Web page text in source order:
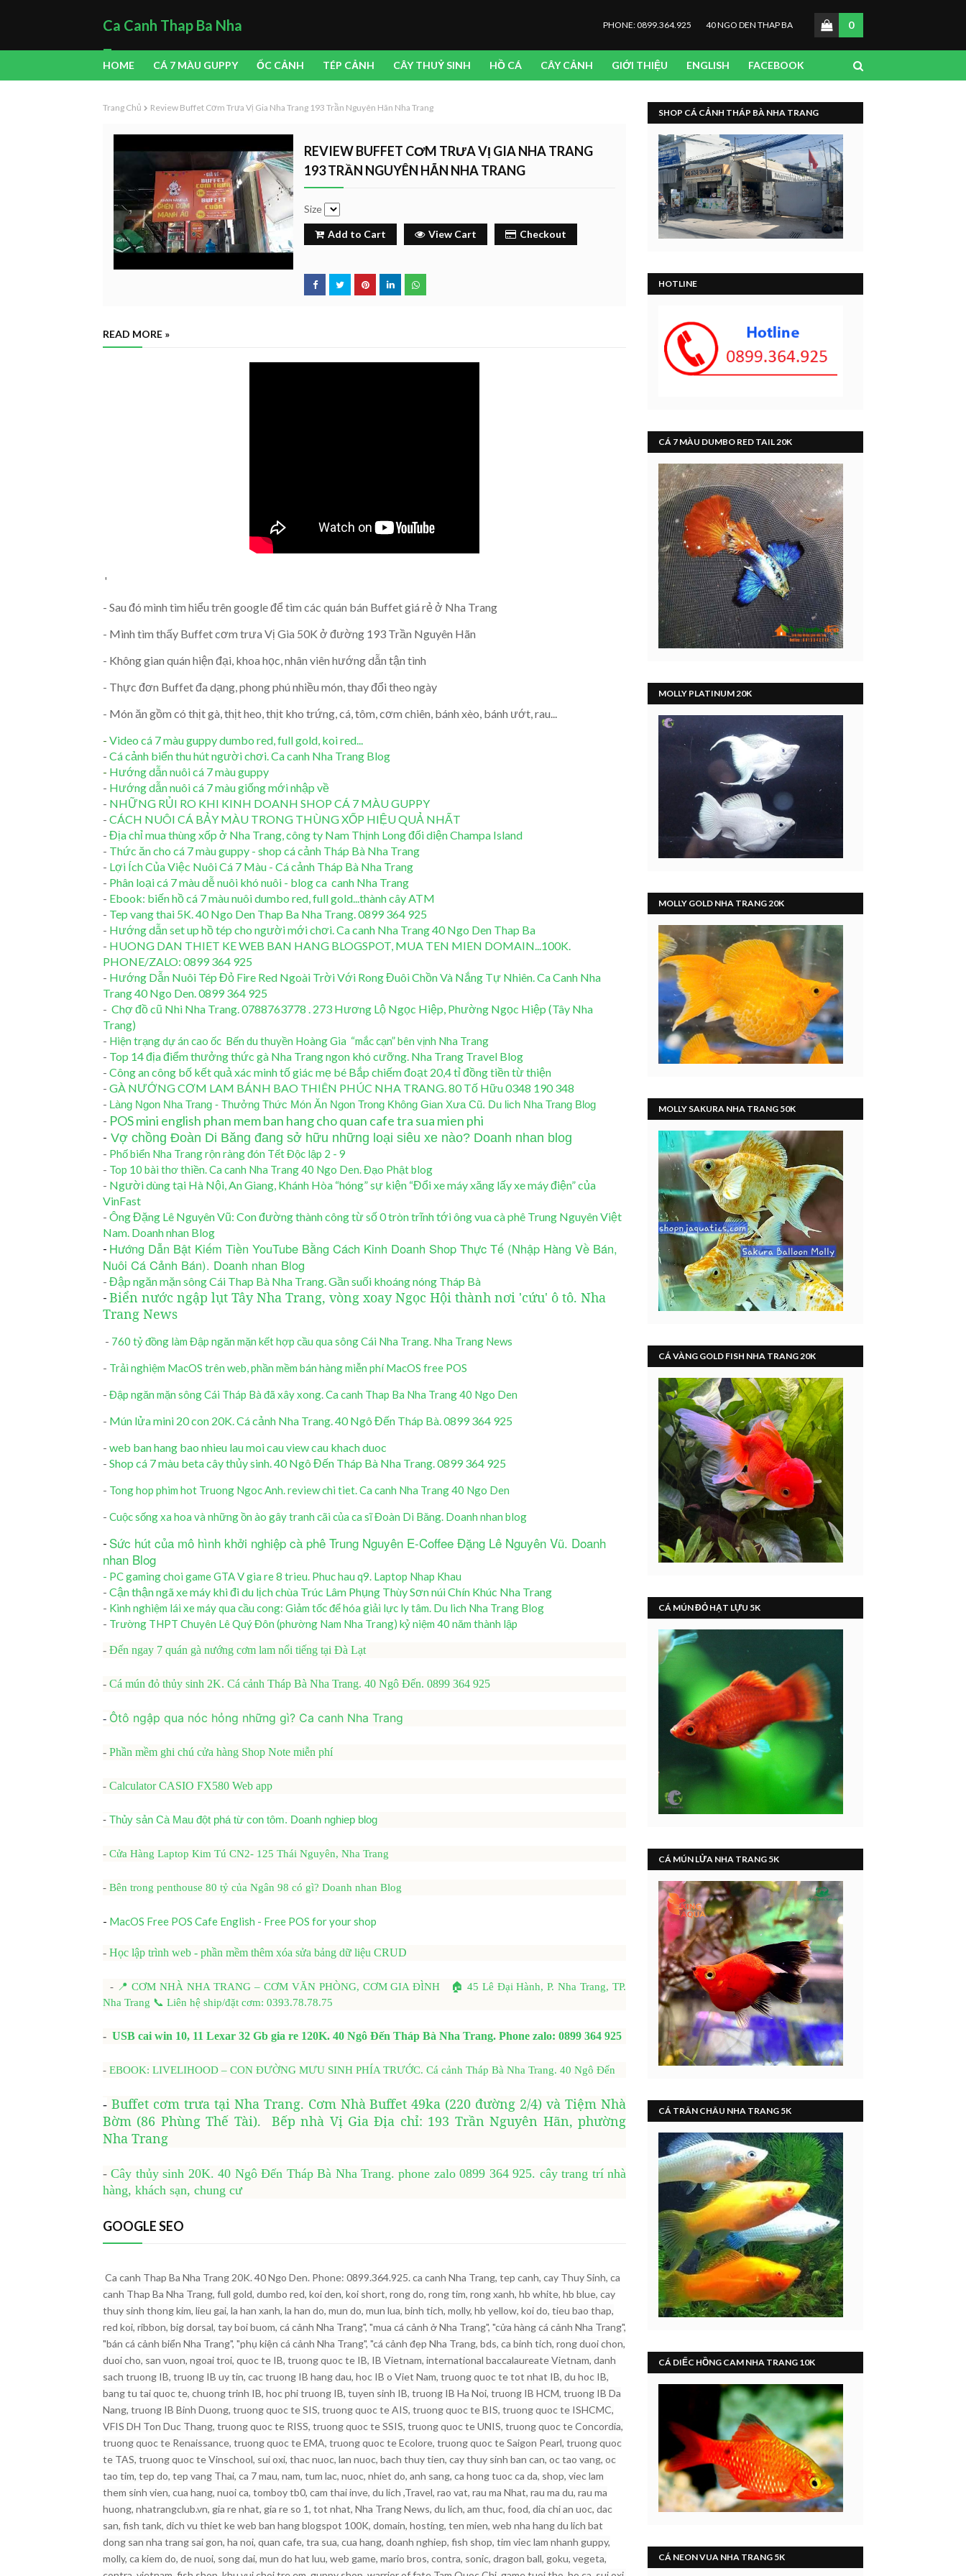
Ca Canh Thap Ba Nha
Trang
PHONE: 0899.364.925 40 NGO DEN THAP BA 0
HOME CÁ 7 MÀU GUPPY ỐC CẢNH TÉP CẢNH CÂY THUỶ SINH HỒ CÁ CÂY CẢNH GIỚI THIỆU ENGLISH FACEBOOK
Trang Chủ Review Buffet Cơm Trưa Vị Gia Nha Trang 193 Trần Nguyên Hãn Nha Trang
REVIEW BUFFET CƠM TRƯA VỊ GIA NHA TRANG
193 TRẦN NGUYÊN HÃN NHA TRANG
Size
Add to Cart View Cart Checkout
READ MORE »
'
- Sau đó mình tìm hiểu trên google để tìm các quán bán Buffet giá rẻ ở Nha Trang
- Mình tìm thấy Buffet cơm trưa Vị Gia 50K ở đường 193 Trần Nguyên Hãn
- Không gian quán hiện đại, khoa học, nhân viên hướng dẫn tận tình
- Thực đơn Buffet đa dạng, phong phú nhiều món, thay đổi theo ngày
- Món ăn gồm có thịt gà, thịt heo, thịt kho trứng, cá, tôm, cơm chiên, bánh xèo, bánh ướt, rau...
- Video cá 7 màu guppy dumbo red, full gold, koi red...
- Cá cảnh biển thu hút người chơi. Ca canh Nha Trang Blog
- Hướng dẫn nuôi cá 7 màu guppy
- Hướng dẫn nuôi cá 7 màu giống mới nhập về
- NHỮNG RỦI RO KHI KINH DOANH SHOP CÁ 7 MÀU GUPPY
- CÁCH NUÔI CÁ BẢY MÀU TRONG THÙNG XỐP HIỆU QUẢ NHẤT
- Địa chỉ mua thùng xốp ở Nha Trang, công ty Nam Thịnh Long đối diện Champa Island
- Thức ăn cho cá 7 màu guppy - shop cá cảnh Tháp Bà Nha Trang
- Lợi Ích Của Việc Nuôi Cá 7 Màu - Cá cảnh Tháp Bà Nha Trang
- Phân loại cá 7 màu dễ nuôi khó nuôi - blog ca canh Nha Trang
- Ebook: biến hồ cá 7 màu nuôi dumbo red, full gold...thành cây ATM
- Tep vang thai 5K. 40 Ngo Den Thap Ba Nha Trang. 0899 364 925
- Hướng dẫn set up hồ tép cho người mới chơi. Ca canh Nha Trang 40 Ngo Den Thap Ba
- HUONG DAN THIET KE WEB BAN HANG BLOGSPOT, MUA TEN MIEN DOMAIN...100K.
PHONE/ZALO: 0899 364 925
- Hướng Dẫn Nuôi Tép Đỏ Fire Red Ngoài Trời Với Rong Đuôi Chồn Và Nắng Tự Nhiên. Ca Canh Nha
Trang 40 Ngo Den. 0899 364 925
- Chợ đồ cũ Nhi Nha Trang. 0788763778 . 273 Hương Lộ Ngọc Hiệp, Phường Ngọc Hiệp (Tây Nha
Trang)
- Hiện trạng dự án cao ốc Bến du thuyền Hoàng Gia “mắc cạn” bên vịnh Nha Trang
- Top 14 địa điểm thưởng thức gà Nha Trang ngon khó cưỡng. Nha Trang Travel Blog
- Công an công bố kết quả xác minh tố giác mẹ bé Bắp chiếm đoạt 20,4 tỉ đồng tiền từ thiện
- GÀ NƯỚNG CƠM LAM BÁNH BAO THIÊN PHÚC NHA TRANG. 80 Tố Hữu 0348 190 348
- Làng Ngon Nha Trang - Thưởng Thức Món Ăn Ngon Trong Không Gian Xưa Cũ. Du lich Nha Trang Blog
- POS mini english phan mem ban hang cho quan cafe tra sua mien phi
- Vợ chồng Đoàn Di Băng đang sở hữu những loại siêu xe nào? Doanh nhan blog
- Phố biển Nha Trang rộn ràng đón Tết Độc lập 2 - 9
- Top 10 bài thơ thiền. Ca canh Nha Trang 40 Ngo Den. Đạo Phật blog
- Người dùng tại Hà Nội, An Giang, Khánh Hòa “hóng” sự kiện “Đổi xe máy xăng lấy xe máy điện” của
VinFast
- Ông Đặng Lê Nguyên Vũ: Con đường thành công từ số 0 tròn trĩnh tới ông vua cà phê Trung Nguyên Việt
Nam. Doanh nhan Blog
- Hướng Dẫn Bật Kiếm Tiền YouTube Bằng Cách Kinh Doanh Shop Thực Tế (Nhập Hàng Về Bán,
Nuôi Cá Cảnh Bán). Doanh nhan Blog
- Đập ngăn mặn sông Cái Thap Bà Nha Trang. Gần suối khoáng nóng Tháp Bà
-Biển nước ngập lụt Tây Nha Trang, vòng xoay Ngọc Hội thành nơi 'cứu' ô tô. Nha
Trang News
- 760 tỷ đồng làm Đập ngăn mặn kết hợp cầu qua sông Cái Nha Trang. Nha Trang News
- Trải nghiệm MacOS trên web, phần mềm bán hàng miễn phí MacOS free POS
- Đập ngăn mặn sông Cái Tháp Bà đã xây xong. Ca canh Thap Ba Nha Trang 40 Ngo Den
- Mún lửa mini 20 con 20K. Cá cảnh Nha Trang. 40 Ngô Đến Tháp Bà. 0899 364 925
- web ban hang bao nhieu lau moi cau view cau khach duoc
- Shop cá 7 màu beta cây thủy sinh. 40 Ngô Đến Tháp Bà Nha Trang. 0899 364 925
- Tong hop phim hot Truong Ngoc Anh. review chi tiet. Ca canh Nha Trang 40 Ngo Den
- Cuộc sống xa hoa và những ồn ào gây tranh cãi của ca sĩ Đoàn Di Băng. Doanh nhan blog
- Sức hút của mô hình khởi nghiệp cà phê Trung Nguyên E-Coffee Đặng Lê Nguyên Vũ. Doanh
nhan Blog
- PC gaming choi game GTA V gia re 8 trieu. Phuc hau q9. Laptop Nhap Khau
- Cận thận ngã xe máy khi đi du lịch chùa Trúc Lâm Phụng Thùy Sơn núi Chín Khúc Nha Trang
- Kinh nghiệm lái xe máy qua cầu cong: Giảm tốc để hóa giải lực ly tâm. Du lich Nha Trang Blog
- Trường THPT Chuyên Lê Quý Đôn (phường Nam Nha Trang) kỷ niệm 40 năm thành lập
- Đến ngay 7 quán gà nướng cơm lam nổi tiếng tại Đà Lạt
- Cá mún đỏ thủy sinh 2K. Cá cảnh Tháp Bà Nha Trang. 40 Ngô Đến. 0899 364 925
- Ôtô ngập qua nóc hỏng những gì? Ca canh Nha Trang
- Phần mềm ghi chú cửa hàng Shop Note miễn phí
- Calculator CASIO FX580 Web app
- Thủy sản Cà Mau đột phá từ con tôm. Doanh nghiep blog
- Cửa Hàng Laptop Kim Tú CN2- 125 Thái Nguyên, Nha Trang
- Bên trong penthouse 80 tỷ của Ngân 98 có gì? Doanh nhan Blog
- MacOS Free POS Cafe English - Free POS for your shop
- Học lập trình web - phần mềm thêm xóa sửa bảng dữ liệu CRUD
- 📍 CƠM NHÀ NHA TRANG – CƠM VĂN PHÒNG, CƠM GIA ĐÌNH 🏠 45 Lê Đại Hành, P. Nha Trang, TP.
Nha Trang 📞 Liên hệ ship/đặt cơm: 0393.78.78.75
- USB cai win 10, 11 Lexar 32 Gb gia re 120K. 40 Ngô Đến Tháp Bà Nha Trang. Phone zalo: 0899 364 925
- EBOOK: LIVELIHOOD – CON ĐƯỜNG MƯU SINH PHÍA TRƯỚC. Cá cảnh Tháp Bà Nha Trang. 40 Ngô Đến
- Buffet cơm trưa tại Nha Trang. Cơm Nhà Buffet 49ka (220 đường 2/4) và Tiệm Nhà
Bờm (86 Phùng Thế Tài). Bếp nhà Vị Gia Địa chỉ: 193 Trần Nguyên Hãn, phường
Nha Trang
-Cây thủy sinh 20K. 40 Ngô Đến Tháp Bà Nha Trang. phone zalo 0899 364 925. cây trang trí nhà
hàng, khách sạn, chung cư
GOOGLE SEO
Ca canh Thap Ba Nha Trang 20K. 40 Ngo Den. Phone: 0899.364.925. ca canh Nha Trang, tep canh, cay Thuy Sinh, ca
canh Thap Ba Nha Trang, full gold, dumbo red, koi den, koi short, rong do, rong tim, rong xanh, hb white, hb blue, cay
thuy sinh thong kim, lieu gai, la han xanh, la han do, mun do, mun lua, binh tich, molly, hb yellow, koi do, tieu bao thap,
red koi, ribbon, big dorsal, tay boi buom, cá cảnh Nha Trang", "mua cá cảnh ở Nha Trang", "cửa hàng cá cảnh Nha Trang",
"bán cá cảnh biển Nha Trang", "phụ kiện cá cảnh Nha Trang", "cá cảnh đẹp Nha Trang, bds, ca binh tich, rong duoi chon,
duoi cho, san vuon, ngoai troi, quoc te IB, truong quoc te IB, IB Vietnam, international baccalaureate Vietnam, danh
sach truong IB, truong IB uy tin, cac truong IB hang dau, hoc IB o Viet Nam, truong quoc te tot nhat IB, du hoc IB,
bang tu tai quoc te, chuong trinh IB, hoc phi truong IB, tuyen sinh IB, truong IB Ha Noi, truong IB HCM, truong IB Da
Nang, truong IB Binh Duong, truong quoc te SIS, truong quoc te AIS, truong quoc te BIS, truong quoc te ISHCMC,
VFIS DH Ton Duc Thang, truong quoc te RISS, truong quoc te SSIS, truong quoc te UNIS, truong quoc te Concordia,
truong quoc te Renaissance, truong quoc te EMA, truong quoc te Ecolore, truong quoc te Saigon Pearl, truong quoc
te TAS, truong quoc te Vinschool, sui oxi, thac nuoc, lan nuoc, bach thuy tien, cay thuy sinh ban can, oc tao vang, oc
tao tim, tep do, tep vang Thai, ca 7 mau, nam, tum lac, nuoc, nhiet do, anh sang, ca hong tuoc ca da, shop, viec lam
them sinh vien, cua hang, nuoi ca, tomboy tb0, cam thai inve, du lich ,Travel, rao vat, rau ma Nhat, rau ma du, rau ma
huong, nhatrangclub.vn, gia re nhat, gia re so 1, tot nhat, Nha Trang News, du lich, am thuc, food, dia chi an uoc, dac
san, fish tank, dich vu thiet ke web ban hang blogspot 100K, domain, hosting, ten mien, web nha hang du lich bat
dong san nha trang sai gon, ha noi, quan cafe, tra sua, cua hang, doanh nghiep, fish shop, tim viec lam nhanh guppy,
molly, ca kiem do, de nuoi, song dai, mun do hat luu, web game, mario bros, contra, sonic, dragon ball, goku, vegeta,
SHOP CÁ CẢNH THÁP BÀ NHA TRANG
HOTLINE
CÁ 7 MÀU DUMBO RED TAIL 20K
MOLLY PLATINUM 20K
MOLLY GOLD NHA TRANG 20K
MOLLY SAKURA NHA TRANG 50K
CÁ VÀNG GOLD FISH NHA TRANG 20K
CÁ MÚN ĐỎ HẠT LỰU 5K
CÁ MÚN LỬA NHA TRANG 5K
CÁ TRÂN CHÂU NHA TRANG 5K
CÁ DIẾC HỒNG CAM NHA TRANG 10K
CÁ NEON VUA NHA TRANG 5K